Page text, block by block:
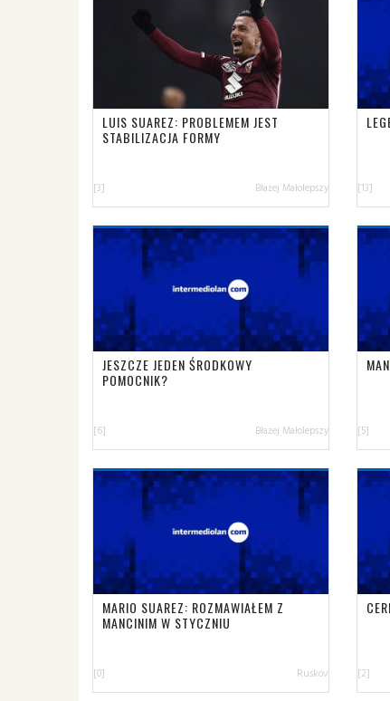
LUIS SUAREZ: PROBLEMEM JEST
STABILIZACJA FORMY
[3] Błażej Małolepszy [13]
JESZCZE JEDEN ŚRODKOWY
POMOCNIK?
[6] Błażej Małolepszy [5]
MARIO SUAREZ: ROZMAWIAŁEM Z
MANCINIM W STYCZNIU
[0] Ruskov [2]